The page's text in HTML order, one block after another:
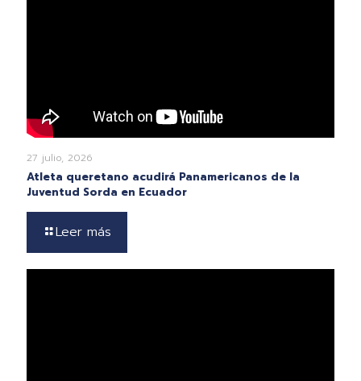
27 julio, 2026
Atleta queretano acudirá Panamericanos de la
Juventud Sorda en Ecuador
Leer más